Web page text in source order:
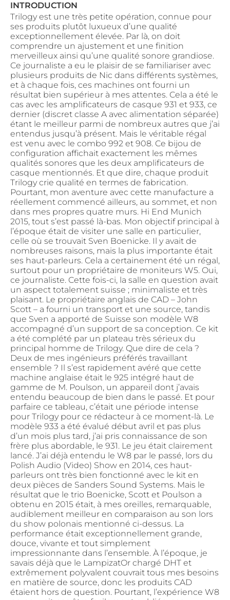
INTRODUCTION
Trilogy est une très petite opération, connue pour
ses produits plutôt luxueux d’une qualité
exceptionnellement élevée. Par là, on doit
comprendre un ajustement et une finition
merveilleux ainsi qu’une qualité sonore grandiose.
Ce journaliste a eu le plaisir de se familiariser avec
plusieurs produits de Nic dans différents systèmes,
et à chaque fois, ces machines ont fourni un
résultat bien supérieur à mes attentes. Cela a été le
cas avec les amplificateurs de casque 931 et 933, ce
dernier (discret classe A avec alimentation séparée)
étant le meilleur parmi de nombreux autres que j’ai
entendus jusqu’à présent. Mais le véritable régal
est venu avec le combo 992 et 908. Ce bijou de
configuration affichait exactement les mêmes
qualités sonores que les deux amplificateurs de
casque mentionnés. Et que dire, chaque produit
Trilogy crie qualité en termes de fabrication.
Pourtant, mon aventure avec cette manufacture a
réellement commencé ailleurs, au sommet, et non
dans mes propres quatre murs. Hi End Munich
2015, tout s’est passé là-bas. Mon objectif principal à
l’époque était de visiter une salle en particulier,
celle où se trouvait Sven Boenicke. Il y avait de
nombreuses raisons, mais la plus importante était
ses haut-parleurs. Cela a certainement été un régal,
surtout pour un propriétaire de moniteurs W5. Oui,
ce journaliste. Cette fois-ci, la salle en question avait
un aspect totalement suisse ; minimaliste et très
plaisant. Le propriétaire anglais de CAD – John
Scott – a fourni un transport et une source, tandis
que Sven a apporté de Suisse son modèle W8
accompagné d’un support de sa conception. Ce kit
a été complété par un plateau très sérieux du
principal homme de Trilogy. Que dire de cela ?
Deux de mes ingénieurs préférés travaillant
ensemble ? Il s’est rapidement avéré que cette
machine anglaise était le 925 intégré haut de
gamme de M. Poulson, un appareil dont j’avais
entendu beaucoup de bien dans le passé. Et pour
parfaire ce tableau, c’était une période intense
pour Trilogy pour ce rédacteur à ce moment-là. Le
modèle 933 a été évalué début avril et pas plus
d’un mois plus tard, j’ai pris connaissance de son
frère plus abordable, le 931. Le jeu était clairement
lancé. J’ai déjà entendu le W8 par le passé, lors du
Polish Audio (Video) Show en 2014, ces haut-
parleurs ont très bien fonctionné avec le kit en
deux pièces de Sanders Sound Systems. Mais le
résultat que le trio Boenicke, Scott et Poulson a
obtenu en 2015 était, à mes oreilles, remarquable,
audiblement meilleur en comparaison au son lors
du show polonais mentionné ci-dessus. La
performance était exceptionnellement grande,
douce, vivante et tout simplement
impressionnante dans l’ensemble. À l’époque, je
savais déjà que le LampizatOr chargé DHT et
extrêmement polyvalent couvrait tous mes besoins
en matière de source, donc les produits CAD
étaient hors de question. Pourtant, l’expérience W8